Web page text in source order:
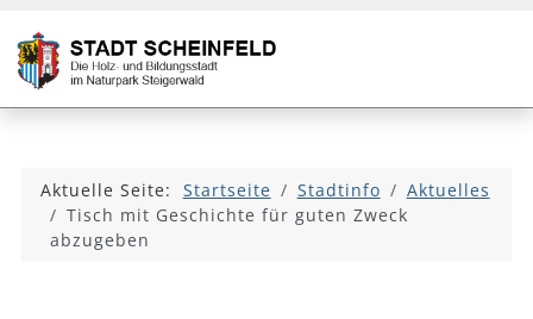
Aktuelle Seite: Startseite Stadtinfo
Aktuelles
Tisch mit Geschichte für guten Zweck
abzugeben